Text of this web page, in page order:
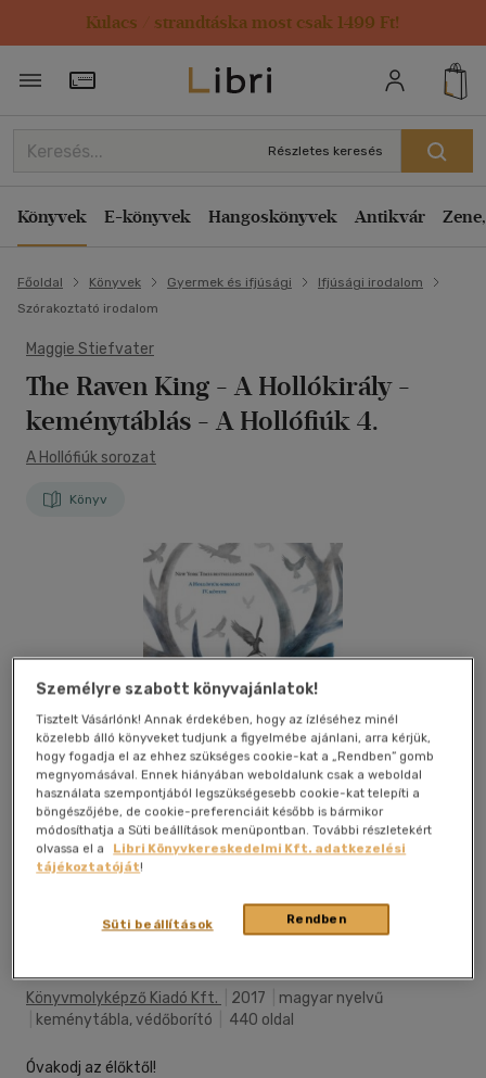
Kulacs / strandtáska most csak 1499 Ft!
Törzsvásárlói Kártya adatai
Részletes keresés
Könyvek E-könyvek Hangoskönyvek Antikvár
Főoldal Könyvek Gyermek és ifjúsági
Ifjúsági irodalom
Szórakoztató irodalom
Maggie Stiefvater
The Raven King - A Hollókirály -
keménytáblás - A Hollófiúk 4.
A Hollófiúk sorozat
Könyv
Könyvmolyképző Kiadó Kft.
2017
magyar nyelvű
keménytábla, védőborító 440 oldal
Óvakodj az élőktől!
Személyre szabott könyvajánlatok!
Tisztelt Vásárlónk! Annak érdekében, hogy az ízléséhez minél
közelebb álló könyveket tudjunk a figyelmébe ajánlani, arra kérjük,
hogy fogadja el az ehhez szükséges cookie-kat a „Rendben” gomb
megnyomásával. Ennek hiányában weboldalunk csak a weboldal
használata szempontjából legszükségesebb cookie-kat telepíti a
böngészőjébe, de cookie-preferenciáit később is bármikor
módosíthatja a Süti beállítások menüpontban. További részletekért
olvassa el a
Libri Könyvkereskedelmi Kft. adatkezelési
tájékoztatóját!
Rendben
Süti beállítások